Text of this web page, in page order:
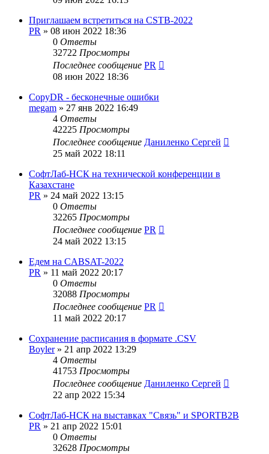
Приглашаем встретиться на CSTB-2022
PR » 08 июн 2022 18:36
0 Ответы
32722 Просмотры
Последнее сообщение PR
08 июн 2022 18:36
CopyDR - бесконечные ошибки
megam » 27 янв 2022 16:49
4 Ответы
42225 Просмотры
Последнее сообщение Даниленко Сергей
25 май 2022 18:11
СофтЛаб-НСК на технической конференции в
Казахстане
PR » 24 май 2022 13:15
0 Ответы
32265 Просмотры
Последнее сообщение PR
24 май 2022 13:15
Едем на CABSAT-2022
PR » 11 май 2022 20:17
0 Ответы
32088 Просмотры
Последнее сообщение PR
11 май 2022 20:17
Сохранение расписания в формате .CSV
Boyler» 21 апр 2022 13:29
4 Ответы
41753 Просмотры
Последнее сообщение Даниленко Сергей
22 апр 2022 15:34
СофтЛаб-НСК на выставках "Связь" и SPORTB2B
PR » 21 апр 2022 15:01
0 Ответы
32628 Просмотры